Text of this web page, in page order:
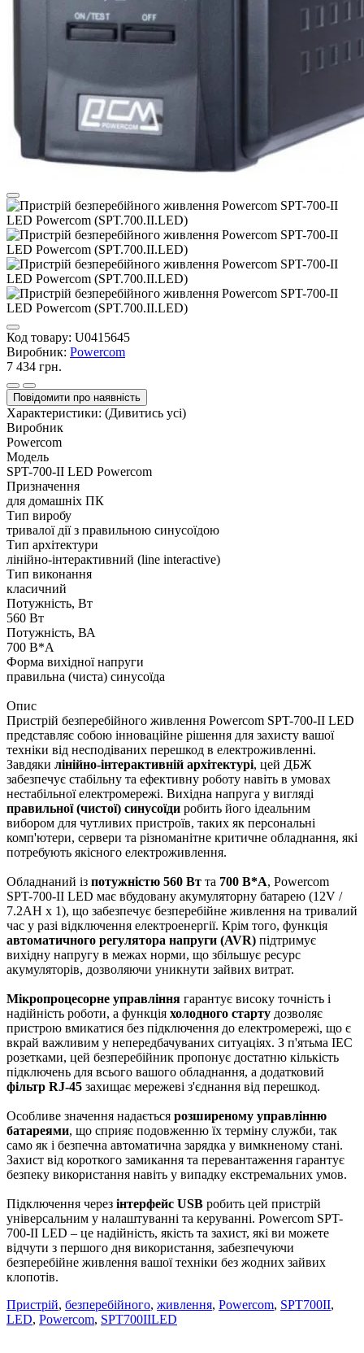
Код товару: U0415645
Виробник: Powercom
7 434 грн.
Повідомити про наявність
Характеристики: (Дивитись усі)
Виробник
Powercom
Модель
SPT-700-II LED Powercom
Призначення
для домашніх ПК
Тип виробу
тривалої дії з правильною синусоїдою
Тип архітектури
лінійно-інтерактивний (line interactive)
Тип виконання
класичний
Потужність, Вт
560 Вт
Потужність, ВА
700 В*А
Форма вихідної напруги
правильна (чиста) синусоїда
Опис
Пристрій безперебійного живлення Powercom SPT-700-II LED
представляє собою інноваційне рішення для захисту вашої
техніки від несподіваних перешкод в електроживленні.
Завдяки лінійно-інтерактивній архітектурі, цей ДБЖ
забезпечує стабільну та ефективну роботу навіть в умовах
нестабільної електромережі. Вихідна напруга у вигляді
правильної (чистої) синусоїди робить його ідеальним
вибором для чутливих пристроїв, таких як персональні
комп'ютери, сервери та різноманітне критичне обладнання, які
потребують якісного електроживлення.
Обладнаний із потужністю 560 Вт та 700 В*А, Powercom
SPT-700-II LED має вбудовану акумуляторну батарею (12V /
7.2AH x 1), що забезпечує безперебійне живлення на тривалий
час у разі відключення електроенергії. Крім того, функція
автоматичного регулятора напруги (AVR) підтримує
вихідну напругу в межах норми, що збільшує ресурс
акумуляторів, дозволяючи уникнути зайвих витрат.
Мікропроцесорне управління гарантує високу точність і
надійність роботи, а функція холодного старту дозволяє
пристрою вмикатися без підключення до електромережі, що є
вкрай важливим у непередбачуваних ситуаціях. З п'ятьма IEC
розетками, цей безперебійник пропонує достатню кількість
підключень для всього вашого обладнання, а додатковий
фільтр RJ-45 захищає мережеві з'єднання від перешкод.
Особливе значення надається розширеному управлінню
батареями, що сприяє подовженню їх терміну служби, так
само як і безпечна автоматична зарядка у вимкненому стані.
Захист від короткого замикання та перевантаження гарантує
безпеку використання навіть у випадку екстремальних умов.
Підключення через інтерфейс USB робить цей пристрій
універсальним у налаштуванні та керуванні. Powercom SPT-
700-II LED – це надійність, якість та захист, які ви можете
відчути з першого дня використання, забезпечуючи
безперебійне живлення вашої техніки без жодних зайвих
клопотів.
Пристрій, безперебійного, живлення, Powercom, SPT700II,
LED, Powercom, SPT700IILED